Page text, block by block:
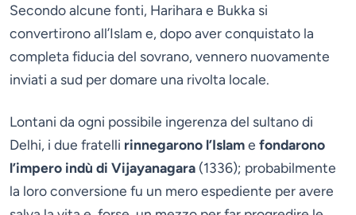
Secondo alcune fonti, Harihara e Bukka si
convertirono all’Islam e, dopo aver conquistato la
completa fiducia del sovrano, vennero nuovamente
inviati a sud per domare una rivolta locale.
Lontani da ogni possibile ingerenza del sultano di
Delhi, i due fratelli rinnegarono l’Islame fondarono
l’impero indù di Vijayanagara (1336); probabilmente
la loro conversione fu un mero espediente per avere